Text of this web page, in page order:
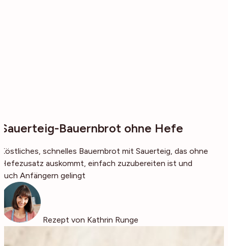
Sauerteig-Bauernbrot ohne Hefe
Köstliches, schnelles Bauernbrot mit Sauerteig, das ohne
Hefezusatz auskommt, einfach zuzubereiten ist und
auch Anfängern gelingt
Rezept von Kathrin Runge